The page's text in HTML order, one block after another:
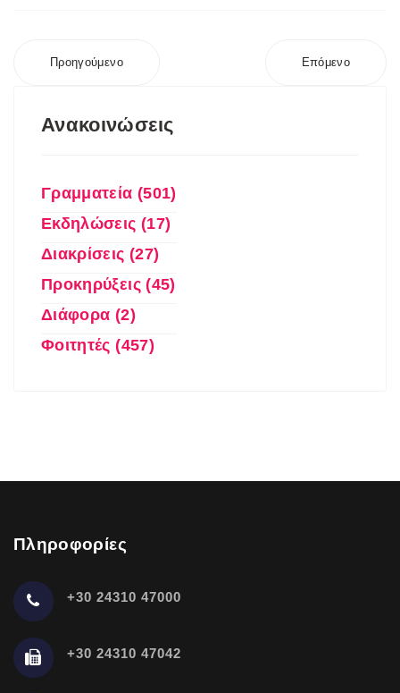
Προηγούμενο Επόμενο
Ανακοινώσεις
Γραμματεία (501)
Εκδηλώσεις (17)
Διακρίσεις (27)
Προκηρύξεις (45)
Διάφορα (2)
Φοιτητές (457)
Πληροφορίες
+30 24310 47000
+30 24310 47042